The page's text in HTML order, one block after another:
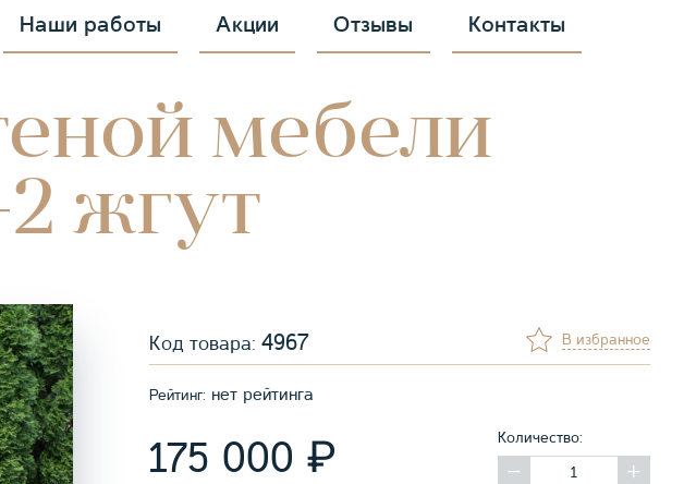
Наши работы Акции Отзывы Контакты
мебели
жгут
Код товара: 4967 В избранное
Рейтинг: нет рейтинга
175 000 ₽ Количество: